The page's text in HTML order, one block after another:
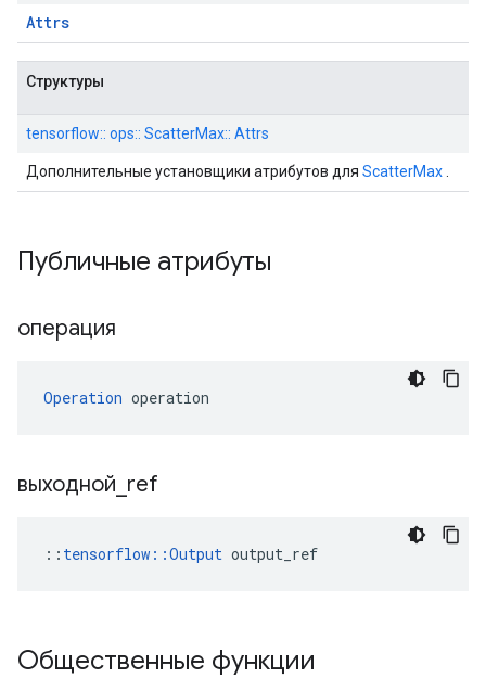
Attrs
Структуры
tensorflow:: ops:: ScatterMax:: Attrs
Дополнительные установщики атрибутов для ScatterMax
Публичные атрибуты
операция
Operation operation
выходной ref
:: tensorflow::Output output_ref
Общественные функции